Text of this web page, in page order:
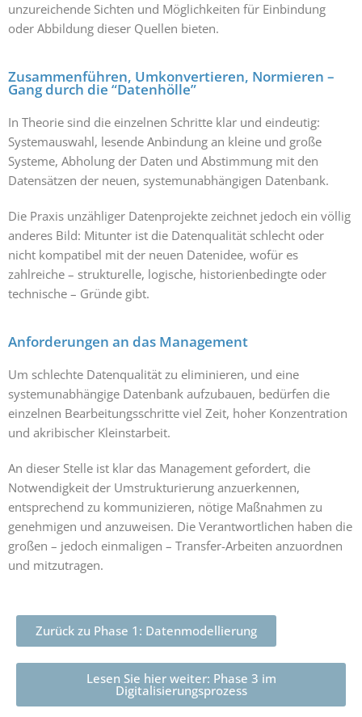
unzureichende Sichten und Möglichkeiten für Einbindung
oder Abbildung dieser Quellen bieten.
Zusammenführen, Umkonvertieren, Normieren –
Gang durch die “Datenhölle”
In Theorie sind die einzelnen Schritte klar und eindeutig:
Systemauswahl, lesende Anbindung an kleine und große
Systeme, Abholung der Daten und Abstimmung mit den
Datensätzen der neuen, systemunabhängigen Datenbank.
Die Praxis unzähliger Datenprojekte zeichnet jedoch ein völlig
anderes Bild: Mitunter ist die Datenqualität schlecht oder
nicht kompatibel mit der neuen Datenidee, wofür es
zahlreiche – strukturelle, logische, historienbedingte oder
technische – Gründe gibt.
Anforderungen an das Management
Um schlechte Datenqualität zu eliminieren, und eine
systemunabhängige Datenbank aufzubauen, bedürfen die
einzelnen Bearbeitungsschritte viel Zeit, hoher Konzentration
und akribischer Kleinstarbeit.
An dieser Stelle ist klar das Management gefordert, die
Notwendigkeit der Umstrukturierung anzuerkennen,
entsprechend zu kommunizieren, nötige Maßnahmen zu
genehmigen und anzuweisen. Die Verantwortlichen haben die
großen – jedoch einmaligen – Transfer-Arbeiten anzuordnen
und mitzutragen.
Zurück zu Phase 1: Datenmodellierung
Lesen Sie hier weiter: Phase 3 im
Digitalisierungsprozess